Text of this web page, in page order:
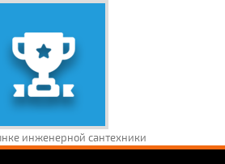
инженерной сантехники